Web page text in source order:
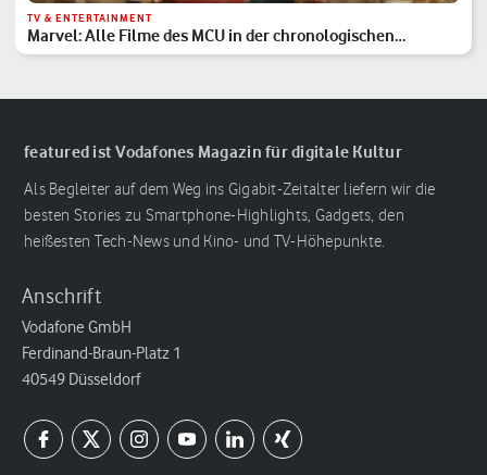
TV & ENTERTAINMENT
Marvel: Alle Filme des MCU in der chronologischen
Reihenfolge
featured ist Vodafones Magazin für digitale Kultur
Als Begleiter auf dem Weg ins Gigabit-Zeitalter liefern wir die
besten Stories zu Smartphone-Highlights, Gadgets, den
heißesten Tech-News und Kino- und TV-Höhepunkte.
Anschrift
Vodafone GmbH
Ferdinand-Braun-Platz 1
40549 Düsseldorf